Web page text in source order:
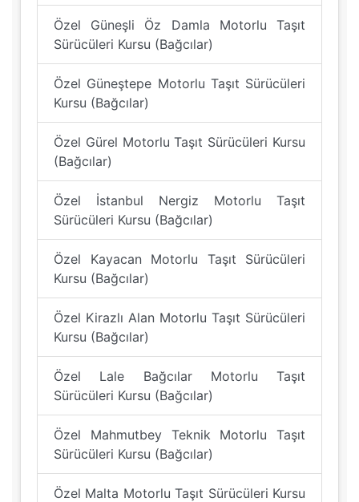
Özel Güneşli Öz Damla Motorlu Taşıt
Sürücüleri Kursu (Bağcılar)
Özel Güneştepe Motorlu Taşıt Sürücüleri
Kursu (Bağcılar)
Özel Gürel Motorlu Taşıt Sürücüleri Kursu
(Bağcılar)
Özel İstanbul Nergiz Motorlu Taşıt
Sürücüleri Kursu (Bağcılar)
Özel Kayacan Motorlu Taşıt Sürücüleri
Kursu (Bağcılar)
Özel Kirazlı Alan Motorlu Taşıt Sürücüleri
Kursu (Bağcılar)
Özel Lale Bağcılar Motorlu Taşıt
Sürücüleri Kursu (Bağcılar)
Özel Mahmutbey Teknik Motorlu Taşıt
Sürücüleri Kursu (Bağcılar)
Özel Malta Motorlu Taşıt Sürücüleri Kursu